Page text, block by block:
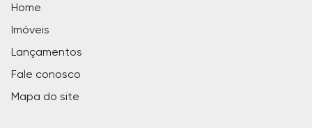
Home
Imóveis
Lançamentos
Fale conosco
Mapa do site